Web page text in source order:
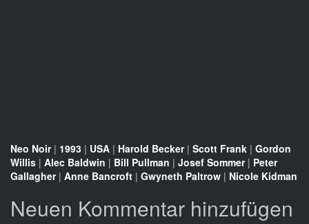
Neo Noir| 1993 | USA | Harold Becker| Scott Frank | Gordon
Willis | Alec Baldwin | Bill Pullman | Josef Sommer| Peter
Gallagher| Anne Bancroft | Gwyneth Paltrow | Nicole Kidman
Neuen Kommentar hinzufügen